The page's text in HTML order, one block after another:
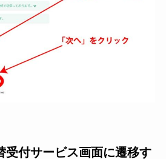
受付サービス画面に遷移す